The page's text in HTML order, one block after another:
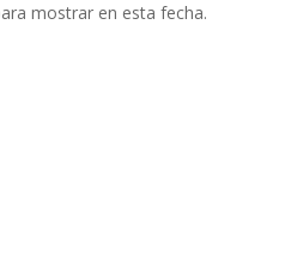
mostrar en esta fecha.